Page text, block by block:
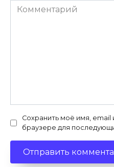
Комментарий
Сохранить моё имя, email
браузере для